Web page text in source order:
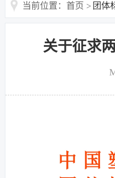
当前位置：首页 > 团体
关于征求